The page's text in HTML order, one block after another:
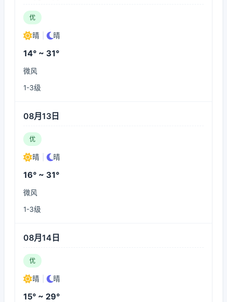
优
晴 晴
14° ~ 31°
微风
1-3级
08月13日
优
晴 晴
16° ~ 31°
微风
1-3级
08月14日
优
晴 晴
15° ~ 29°